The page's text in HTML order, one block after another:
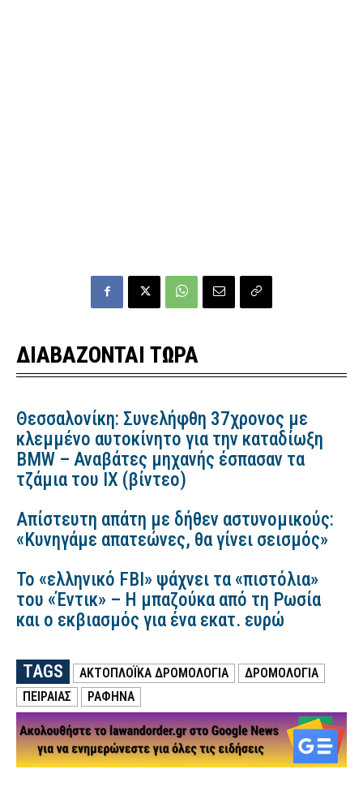
ΔΙΑΒΑΖΟΝΤΑΙ ΤΩΡΑ
Θεσσαλονίκη: Συνελήφθη 37χρονος με
κλεμμένο αυτοκίνητο για την καταδίωξη
BMW – Αναβάτες μηχανής έσπασαν τα
τζάμια του ΙΧ (βίντεο)
Απίστευτη απάτη με δήθεν αστυνομικούς:
«Κυνηγάμε απατεώνες, θα γίνει σεισμός»
Το «ελληνικό FBI» ψάχνει τα «πιστόλια»
του «Έντικ» – Η μπαζούκα από τη Ρωσία
και ο εκβιασμός για ένα εκατ. ευρώ
TAGS ΑΚΤΟΠΛΟΪΚΑ ΔΡΟΜΟΛΟΓΙΑ
ΔΡΟΜΟΛΟΓΙΑ
ΠΕΙΡΑΙΑΣ
ΡΑΦΗΝΑ